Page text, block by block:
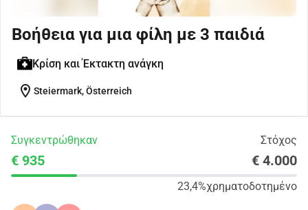
Βοήθεια για μια φίλη με 3 παιδιά
Κρίση και Έκτακτη ανάγκη
location_on Steiermark, Österreich
Συγκεντρώθηκαν Στόχος
€ 935 € 4.000
23,4%χρηματοδοτημένο